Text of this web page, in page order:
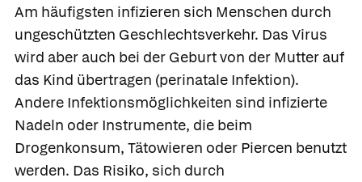
Am häufigsten infizieren sich Menschen durch
ungeschützten Geschlechtsverkehr. Das Virus
wird aber auch bei der Geburt von der Mutter auf
das Kind übertragen (perinatale Infektion).
Andere Infektionsmöglichkeiten sind infizierte
Nadeln oder Instrumente, die beim
Drogenkonsum, Tätowieren oder Piercen benutzt
werden. Das Risiko, sich durch